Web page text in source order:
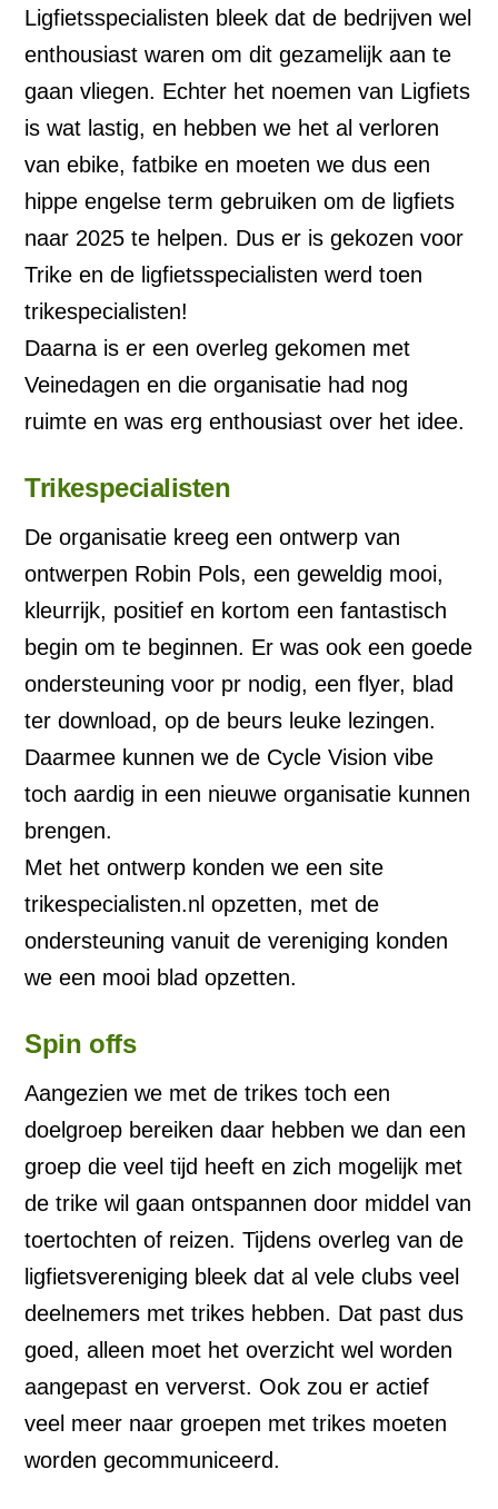
Ligfietsspecialisten bleek dat de bedrijven wel
enthousiast waren om dit gezamelijk aan te
gaan vliegen. Echter het noemen van Ligfiets
is wat lastig, en hebben we het al verloren
van ebike, fatbike en moeten we dus een
hippe engelse term gebruiken om de ligfiets
naar 2025 te helpen. Dus er is gekozen voor
Trike en de ligfietsspecialisten werd toen
trikespecialisten!
Daarna is er een overleg gekomen met
Veinedagen en die organisatie had nog
ruimte en was erg enthousiast over het idee.
Trikespecialisten
De organisatie kreeg een ontwerp van
ontwerpen Robin Pols, een geweldig mooi,
kleurrijk, positief en kortom een fantastisch
begin om te beginnen. Er was ook een goede
ondersteuning voor pr nodig, een flyer, blad
ter download, op de beurs leuke lezingen.
Daarmee kunnen we de Cycle Vision vibe
toch aardig in een nieuwe organisatie kunnen
brengen.
Met het ontwerp konden we een site
trikespecialisten.nl opzetten, met de
ondersteuning vanuit de vereniging konden
we een mooi blad opzetten.
Spin offs
Aangezien we met de trikes toch een
doelgroep bereiken daar hebben we dan een
groep die veel tijd heeft en zich mogelijk met
de trike wil gaan ontspannen door middel van
toertochten of reizen. Tijdens overleg van de
ligfietsvereniging bleek dat al vele clubs veel
deelnemers met trikes hebben. Dat past dus
goed, alleen moet het overzicht wel worden
aangepast en ververst. Ook zou er actief
veel meer naar groepen met trikes moeten
worden gecommuniceerd.